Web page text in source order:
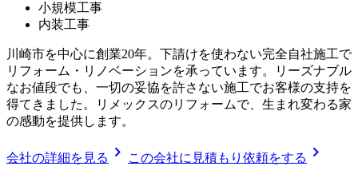
小規模工事
内装工事
川崎市を中心に創業20年。下請けを使わない完全自社施工で
リフォーム・リノベーションを承っています。リーズナブル
なお値段でも、一切の妥協を許さない施工でお客様の支持を
得てきました。リメックスのリフォームで、生まれ変わる家
の感動を提供します。
会社の詳細を見る chevron_right この会社に見積もり依頼をする chevron_right